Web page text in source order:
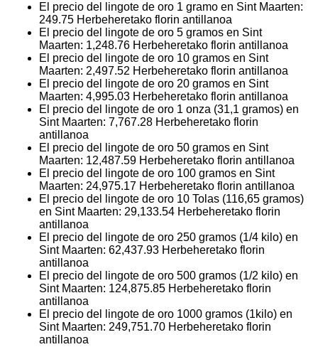
El precio del lingote de oro 1 gramo en Sint Maarten:
249.75 Herbeheretako florin antillanoa
El precio del lingote de oro 5 gramos en Sint
Maarten: 1,248.76 Herbeheretako florin antillanoa
El precio del lingote de oro 10 gramos en Sint
Maarten: 2,497.52 Herbeheretako florin antillanoa
El precio del lingote de oro 20 gramos en Sint
Maarten: 4,995.03 Herbeheretako florin antillanoa
El precio del lingote de oro 1 onza (31,1 gramos) en
Sint Maarten: 7,767.28 Herbeheretako florin
antillanoa
El precio del lingote de oro 50 gramos en Sint
Maarten: 12,487.59 Herbeheretako florin antillanoa
El precio del lingote de oro 100 gramos en Sint
Maarten: 24,975.17 Herbeheretako florin antillanoa
El precio del lingote de oro 10 Tolas (116,65 gramos)
en Sint Maarten: 29,133.54 Herbeheretako florin
antillanoa
El precio del lingote de oro 250 gramos (1/4 kilo) en
Sint Maarten: 62,437.93 Herbeheretako florin
antillanoa
El precio del lingote de oro 500 gramos (1/2 kilo) en
Sint Maarten: 124,875.85 Herbeheretako florin
antillanoa
El precio del lingote de oro 1000 gramos (1kilo) en
Sint Maarten: 249,751.70 Herbeheretako florin
antillanoa